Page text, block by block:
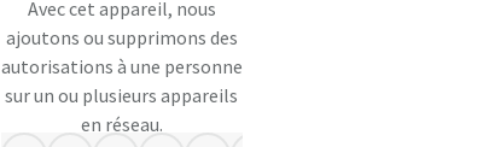
Avec cet appareil, nous
ajoutons ou supprimons des
autorisations à une personne
sur un ou plusieurs appareils
en réseau.